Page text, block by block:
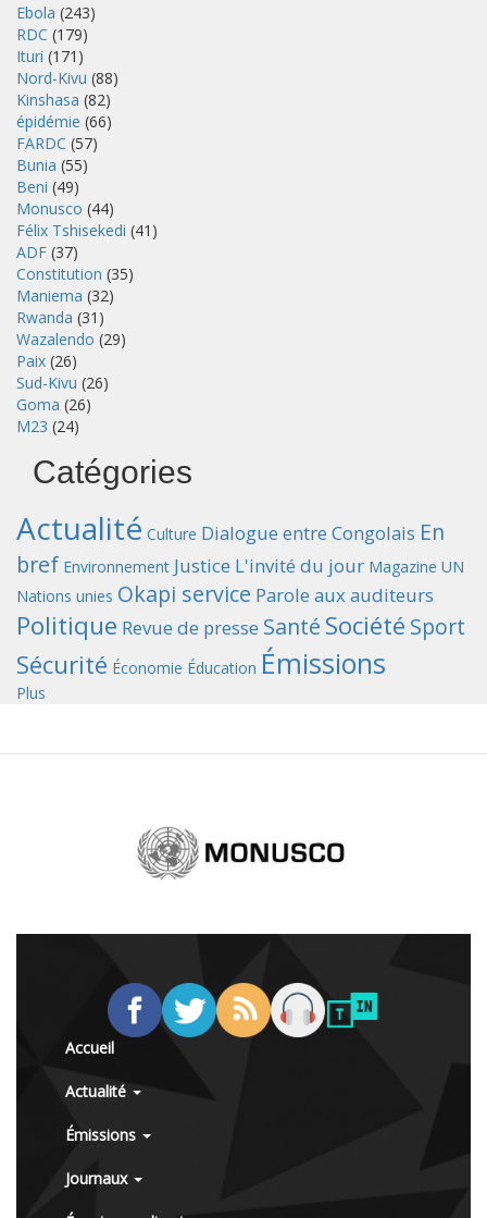
Ebola (243)
RDC (179)
Ituri (171)
Nord-Kivu (88)
Kinshasa (82)
épidémie (66)
FARDC (57)
Bunia (55)
Beni (49)
Monusco (44)
Félix Tshisekedi (41)
ADF (37)
Constitution (35)
Maniema (32)
Rwanda (31)
Wazalendo (29)
Paix (26)
Sud-Kivu (26)
Goma (26)
M23 (24)
Catégories
Actualité Culture Dialogue entre Congolais En
bref Environnement Justice L'invité du jour Magazine UN
Nations unies Okapi service Parole aux auditeurs
Politique Revue de presse Santé Société Sport
Sécurité Économie Éducation Émissions
Plus
Accueil
Actualité
Émissions
Journaux